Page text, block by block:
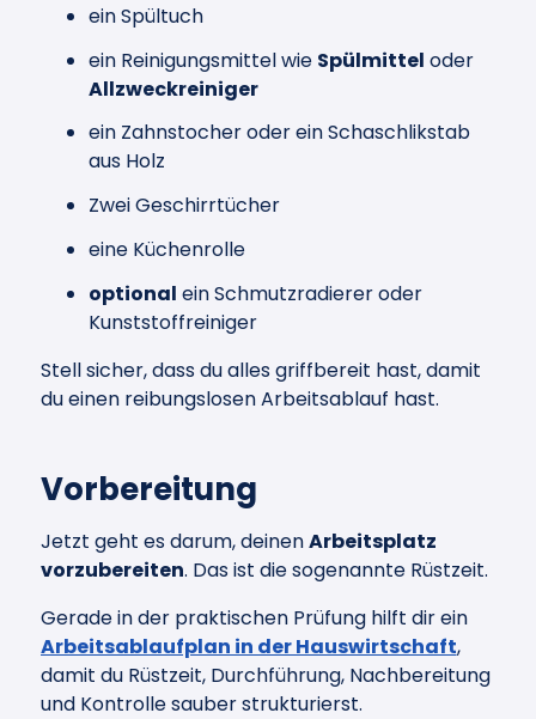
ein Spültuch
ein Reinigungsmittel wie Spülmittel oder
Allzweckreiniger
ein Zahnstocher oder ein Schaschlikstab
aus Holz
Zwei Geschirrtücher
eine Küchenrolle
optional ein Schmutzradierer oder
Kunststoffreiniger
Stell sicher, dass du alles griffbereit hast, damit
du einen reibungslosen Arbeitsablauf hast.
Vorbereitung
Jetzt geht es darum, deinenArbeitsplatz
vorzubereiten. Das ist die sogenannte Rüstzeit.
Gerade in der praktischen Prüfung hilft dir ein
Arbeitsablaufplan in der Hauswirtschaft,
damit du Rüstzeit, Durchführung, Nachbereitung
und Kontrolle sauber strukturierst.